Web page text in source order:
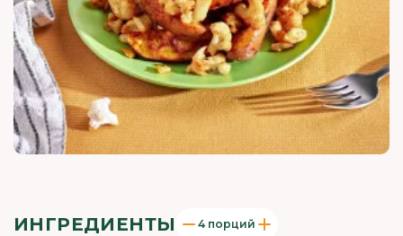
ИНГРЕДИЕНТЫ 4 порций